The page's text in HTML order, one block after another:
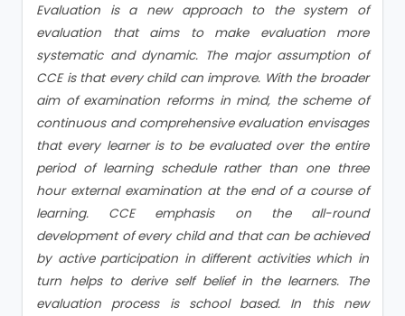
Evaluation is a new approach to the system of
evaluation that aims to make evaluation more
systematic and dynamic. The major assumption of
CCE is that every child can improve. With the broader
aim of examination reforms in mind, the scheme of
continuous and comprehensive evaluation envisages
that every learner is to be evaluated over the entire
period of learning schedule rather than one three
hour external examination at the end of a course of
learning. CCE emphasis on the all-round
development of every child and that can be achieved
by active participation in different activities which in
turn helps to derive self belief in the learners. The
evaluation process is school based. In this new